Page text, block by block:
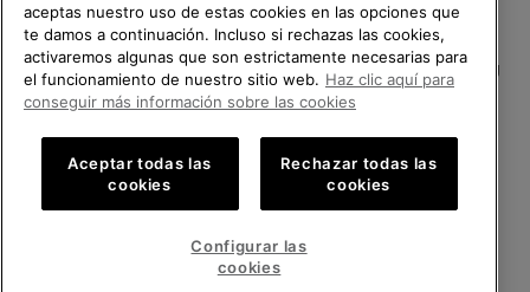
España
Política de Privacidad Condiciones De Uso Terminos de Venta
Cookies Impressum Public CBCR
Servicio al cliente: Lu. - Vi. de 9:00 a 13:00 y de 14:00 a 18:00
TE DAMOS LA BIENVENIDA A
SOREL.
POR FAVOR, SELECCIONA TU
PAÍS.
Compras en línea disponibles
United States
aceptas nuestro uso de estas cookies en las opciones que
te damos a continuación. Incluso si rechazas las cookies,
activaremos algunas que son estrictamente necesarias para
el funcionamiento de nuestro sitio web. Haz clic aquí para
conseguir más información sobre las cookies
Aceptar todas las
cookies
Rechazar todas las
cookies
Configurar las
cookies